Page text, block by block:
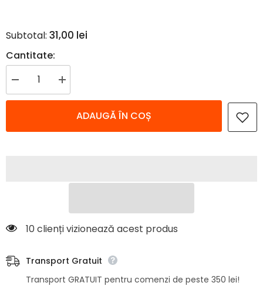
Subtotal: 31,00 lei
Cantitate:
Reduceți
cantitatea
pentru
Creșteți
cantitatea
pentru
ADAUGĂ ÎN COȘ
10 clienți vizionează acest produs
Transport Gratuit
Transport GRATUIT pentru comenzi de peste 350 lei!